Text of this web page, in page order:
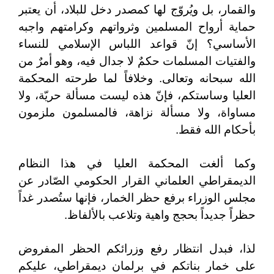
والقمار، بل ويُروّج لها كمصدر دخل للبلاد، أن يعتبر
حماية أرواح المسلمين وثرواتهم وكرامتهم واجبه
الأساسي؟ إنّ قواعد اللباس الإسلامي للنساء
والفتيات المسلمات حكمٌ لا جدال فيه، وهو أمرٌ من
الله سبحانه وتعالى. وخلافاً لما طرحته المحكمة
العليا وساستكم، فإنّ هذه ليست مسألة حريّة، ولا
مساواة، ولا مسألة نزاهة، فالمسلمون ملزمون
بأحكام الله فقط.
وكما ألغت المحكمة العليا في هذا النظام
الديمقراطي العلماني القرار الحكومي الصّادر عن
مجلس الوزراء برفع حظر الخمار، فإنها ستُصدر غداً
حظراً جديداً بحجج واهية وتلاعب بالألفاظ.
لذا، فبدل انتظار رفع وزرائكم الحظر المفروض
على خمار بناتكم في برلمان ديمقراطي، عليكم